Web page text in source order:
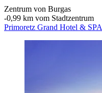
Zentrum von Burgas
‐0,99 km vom Stadtzentrum
Primoretz Grand Hotel & SPA